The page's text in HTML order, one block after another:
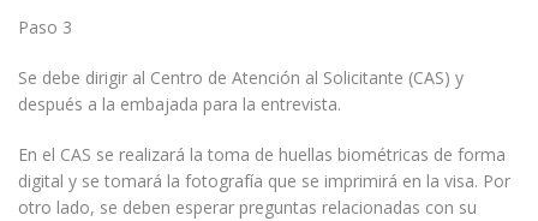
Paso 3
Se debe dirigir al Centro de Atención al Solicitante (CAS) y
después a la embajada para la entrevista.
En el CAS se realizará la toma de huellas biométricas de forma
digital y se tomará la fotografía que se imprimirá en la visa. Por
otro lado, se deben esperar preguntas relacionadas con su